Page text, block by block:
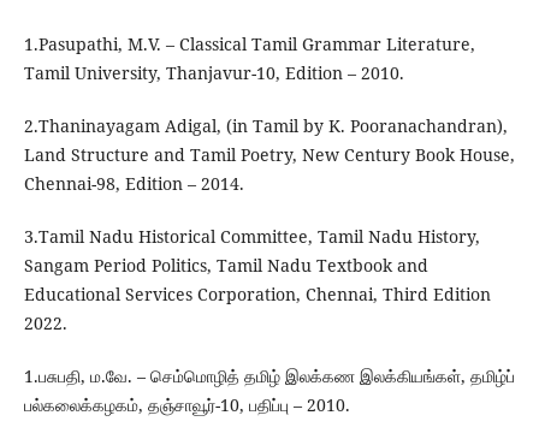
1.Pasupathi, M.V. – Classical Tamil Grammar Literature,
Tamil University, Thanjavur-10, Edition – 2010.
2.Thaninayagam Adigal, (in Tamil by K. Pooranachandran),
Land Structure and Tamil Poetry, New Century Book House,
Chennai-98, Edition – 2014.
3.Tamil Nadu Historical Committee, Tamil Nadu History,
Sangam Period Politics, Tamil Nadu Textbook and
Educational Services Corporation, Chennai, Third Edition
2022.
1.பசுபதி, ம.வே. – செம்மொழித் தமிழ் இலக்கண இலக்கியங்கள், தமிழ்ப்
பல்கலைக்கழகம், தஞ்சாவூர்-10, பதிப்பு – 2010.